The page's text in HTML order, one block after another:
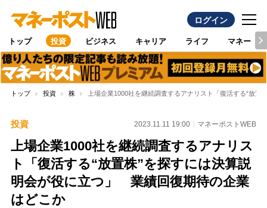
ログイン
トップ 投資 ビジネス キャリア ライフ マネー
トップ 投資 株 上場企業1000社を継続調査するアナリスト「復活する“放
投資 2023.11.11 19:00 マネーポストWEB
上場企業1000社を継続調査するアナリス
ト「復活する“放置株”を探すには決算説
明会が役に立つ」 業績回復期待の企業
はどこか